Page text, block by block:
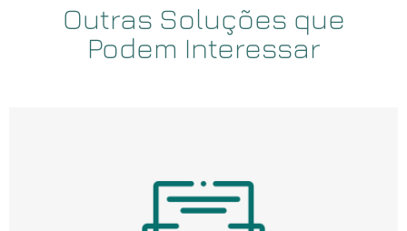
Outras Soluções que
Podem Interessar